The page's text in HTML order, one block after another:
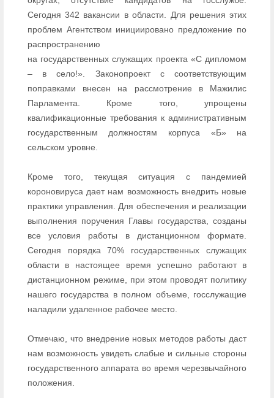
Сегодня 342 вакансии в области. Для решения этих
проблем Агентством инициировано предложение по
распространению
на государственных служащих проекта «С дипломом
– в село!». Законопроект с соответствующим
поправками внесен на рассмотрение в Мажилис
Парламента. Кроме того, упрощены
квалификационные требования к административным
государственным должностям корпуса «Б» на
сельском уровне.
Кроме того, текущая ситуация с пандемией
короновируса дает нам возможность внедрить новые
практики управления. Для обеспечения и реализации
выполнения поручения Главы государства, созданы
все условия работы в дистанционном формате.
Сегодня порядка 70% государственных служащих
области в настоящее время успешно работают в
дистанционном режиме, при этом проводят политику
нашего государства в полном объеме, госслужащие
наладили удаленное рабочее место.
Отмечаю, что внедрение новых методов работы даст
нам возможность увидеть слабые и сильные стороны
государственного аппарата во время черезвычайного
положения.